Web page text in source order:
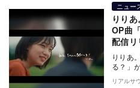
ニュー
りり
OP曲
配信
りりあ
る？」
わせ
リアルサ